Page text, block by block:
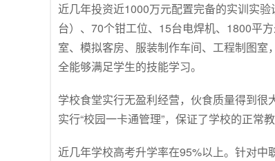
近几年投资近1000万元配置完备的实训实
台）、70个钳工位、15台电焊机、1800平
室、模拟客房、服装制作车间、工程制图
全能够满足学生的技能学习。
学校食堂实行无盈利经营，伙食质量得到
实行“校园一卡通管理”，保证了学校的正常
近几年学校高考升学率在95%以上。针对